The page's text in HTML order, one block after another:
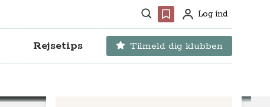
Søg Favoritter
ProfilLog ind
Rejsetips Tilmeld dig klubben